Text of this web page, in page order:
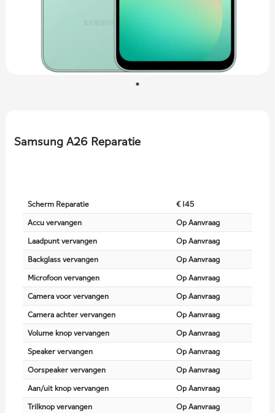
Samsung A26 Reparatie
Scherm Reparatie
€ 145
Accu vervangen
Op Aanvraag
Laadpunt vervangen
Op Aanvraag
Backglass vervangen
Op Aanvraag
Microfoon vervangen
Op Aanvraag
Camera voor vervangen
Op Aanvraag
Camera achter vervangen
Op Aanvraag
Volume knop vervangen
Op Aanvraag
Speaker vervangen
Op Aanvraag
Oorspeaker vervangen
Op Aanvraag
Aan/uit knop vervangen
Op Aanvraag
Trilknop vervangen
Op Aanvraag